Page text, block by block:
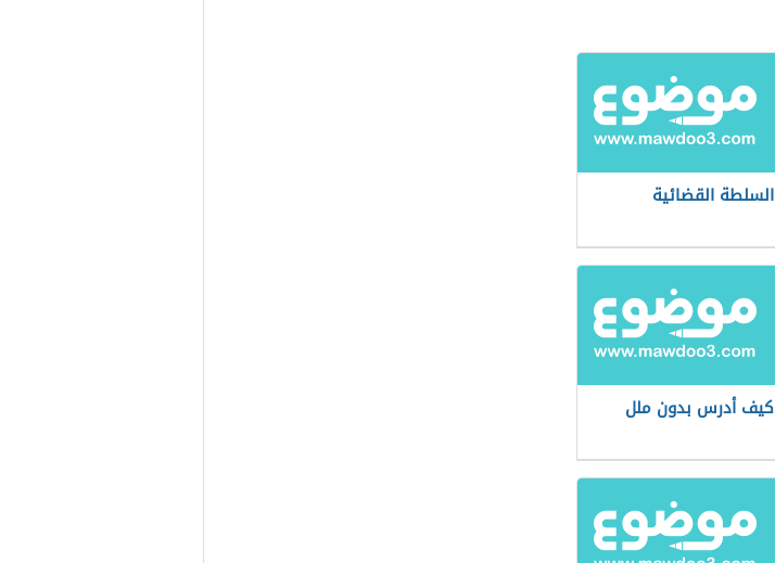
السلطة القضائية
كيف أدرس بدون ملل